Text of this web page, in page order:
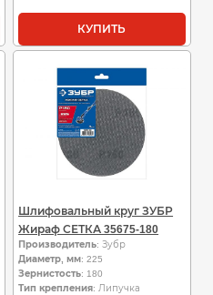
КУПИТЬ
Шлифовальный круг ЗУБР
Жираф СЕТКА 35675-180
Производитель: Зубр
Диаметр, мм: 225
Зернистость: 180
Тип крепления: Липучка